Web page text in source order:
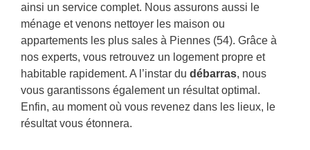
ainsi un service complet. Nous assurons aussi le
ménage et venons nettoyer les maison ou
appartements les plus sales à Piennes (54). Grâce à
nos experts, vous retrouvez un logement propre et
habitable rapidement. A l’instar du débarras, nous
vous garantissons également un résultat optimal.
Enfin, au moment où vous revenez dans les lieux, le
résultat vous étonnera.